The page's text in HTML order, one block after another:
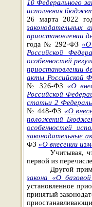
10 Федерального
исполнения
26 марта 2022
законодательных
приостановлении
года № 292-ФЗ «О
Российской
особенностей
приостановлении
акты Российской
№ 326-ФЗ«О
Российской
статьи 2
№ 448-ФЗ «О
положений
особенностей
законодательные
ФЗ«О внесении
Учитывая,
первой из
Другой
закона «О
установленное
принятый